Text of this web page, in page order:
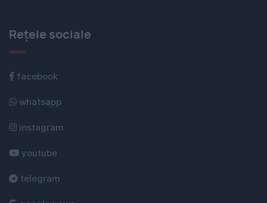
Rețele sociale
facebook
whatsapp
instagram
youtube
telegram